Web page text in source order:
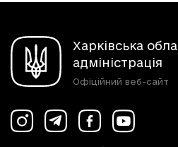
Харківська
адміністрація
Офіційний веб-сайт